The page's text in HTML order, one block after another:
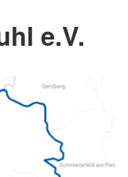
e.V.